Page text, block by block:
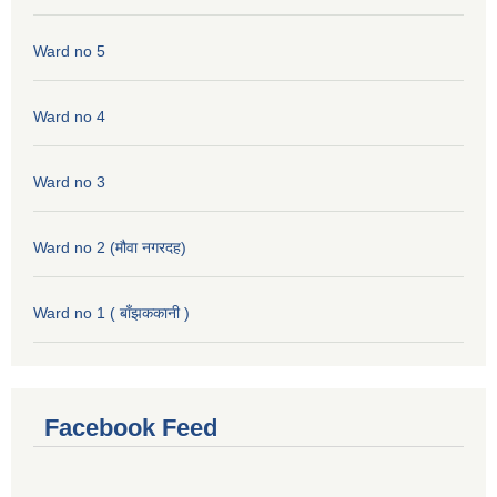
Ward no 5
Ward no 4
Ward no 3
Ward no 2 (मौवा नगरदह)
Ward no 1 ( बाँझककानी )
Facebook Feed